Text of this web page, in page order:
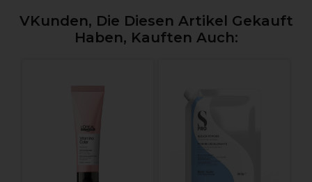
VKunden, Die Diesen Artikel Gekauft
Haben, Kauften Auch: